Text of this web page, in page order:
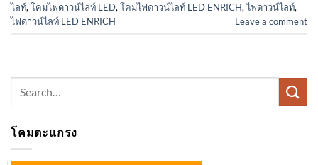
ไลท์, โคมไฟดาวน์ไลท์ LED, โคมไฟดาวน์ไลท์ LED ENRICH,ไฟดาวน์ไลท์,
ไฟดาวน์ไลท์ LED ENRICH
Leave a comment
โคมตะแกรง